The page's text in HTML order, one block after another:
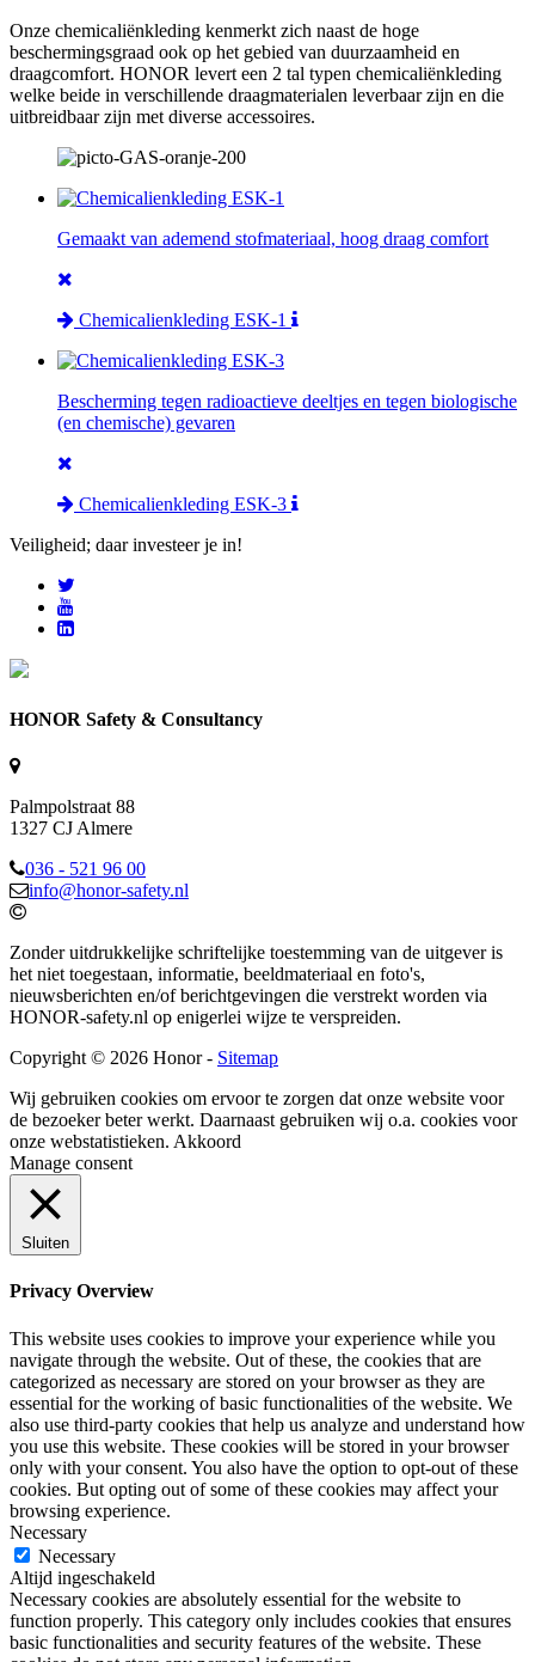
Onze chemicaliënkleding kenmerkt zich naast de hoge
beschermingsgraad ook op het gebied van duurzaamheid en
draagcomfort. HONOR levert een 2 tal typen chemicaliënkleding
welke beide in verschillende draagmaterialen leverbaar zijn en die
uitbreidbaar zijn met diverse accessoires.
Gemaakt van ademend stofmateriaal, hoog draag comfort
Chemicalienkleding ESK-1
Bescherming tegen radioactieve deeltjes en tegen biologische
(en chemische) gevaren
Chemicalienkleding ESK-3
Veiligheid; daar investeer je in!
HONOR Safety & Consultancy
Palmpolstraat 88
1327 CJ Almere
036 - 521 96 00
info@honor-safety.nl
Zonder uitdrukkelijke schriftelijke toestemming van de uitgever is
het niet toegestaan, informatie, beeldmateriaal en foto's,
nieuwsberichten en/of berichtgevingen die verstrekt worden via
HONOR-safety.nl op enigerlei wijze te verspreiden.
Copyright © 2026 Honor - Sitemap
Wij gebruiken cookies om ervoor te zorgen dat onze website voor
de bezoeker beter werkt. Daarnaast gebruiken wij o.a. cookies voor
onze webstatistieken. Akkoord
Manage consent
Sluiten
Privacy Overview
This website uses cookies to improve your experience while you
navigate through the website. Out of these, the cookies that are
categorized as necessary are stored on your browser as they are
essential for the working of basic functionalities of the website. We
also use third-party cookies that help us analyze and understand how
you use this website. These cookies will be stored in your browser
only with your consent. You also have the option to opt-out of these
cookies. But opting out of some of these cookies may affect your
browsing experience.
Necessary
Necessary
Altijd ingeschakeld
Necessary cookies are absolutely essential for the website to
function properly. This category only includes cookies that ensures
basic functionalities and security features of the website. These